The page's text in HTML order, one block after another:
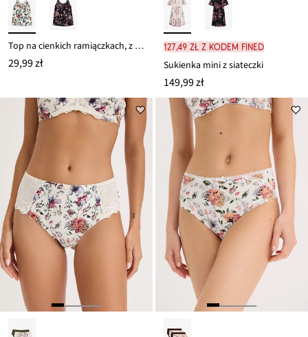
Top na cienkich ramiączkach, z lejącej mieszanki wiskozy
29,99 zł
127,49 zł z kodem FINED
Sukienka mini z siateczki
149,99 zł